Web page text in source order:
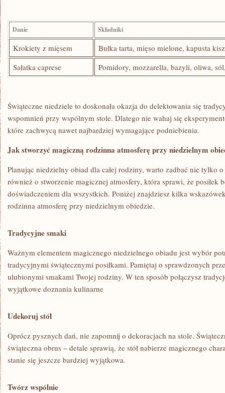
Danie Składniki
Krokiety z ​mięsem
Bułka tarta,‍ mięso mielone, ‍kapusta
Sałatka caprese
Pomidory, mozzarella, bazyli, oliwa,
Świąteczne ​niedziele to doskonała ‍okazja do‌ delektowania ​się‌
wspomnień przy wspólnym ⁤stole. Dlatego ‍nie wahaj się⁤
które ⁤zachwycą nawet najbardziej wymagające​ podniebienia.
Jak stworzyć magiczną rodzinna atmosferę przy ⁣niedzielnym
Planując niedzielny ⁢obiad⁣ dla całej rodziny,‌ warto zadbać nie tylko‍
⁢również o stworzenie magicznej atmosfery, która ⁣sprawi, że posiłek
doświadczeniem dla wszystkich. ⁢Poniżej⁣ znajdziesz kilka
rodzinna atmosferę przy niedzielnym​ obiedzie.
Tradycyjne smaki
Ważnym elementem magicznego ⁢niedzielnego obiadu jest wybór⁣
tradycyjnymi ‍świątecznymi posiłkami.⁢ Pamiętaj o ​sprawdzonych
ulubionymi smakami Twojej rodziny. ​W ten sposób połączysz
wyjątkowe doznania‌ kulinarne
Udekoruj⁢ stół
Oprócz pysznych dań, nie zapomnij o​ dekoracjach na stole.
świąteczna obrus – detale ​sprawią, że stół nabierze magicznego
stanie się jeszcze ‍bardziej wyjątkowa.
Twórz wspólnie